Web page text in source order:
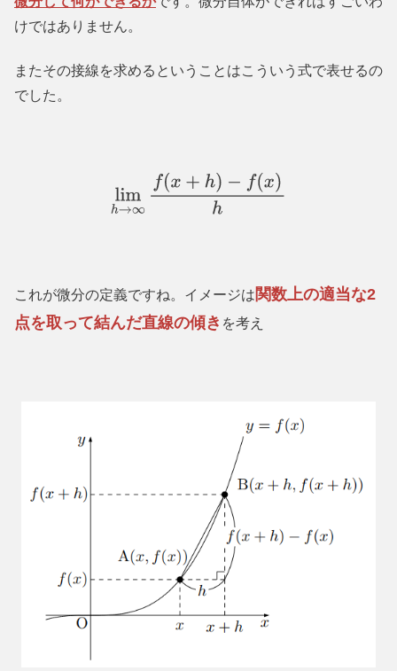
けではありません。
またその接線を求めるということはこういう式で表せるの
でした。
limh→∞f(x+h)−f(x)h
これが微分の定義ですね。イメージは関数上の適当な2
点を取って結んだ直線の傾き を考え